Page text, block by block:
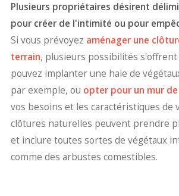
Plusieurs propriétaires désirent
pour créer de l'intimité ou pour
Si vous prévoyez aménager une
terrain, plusieurs possibilités s'offrent
pouvez implanter une haie de
par exemple, ou opter pour un mur
vos besoins et les caractéristiques de
clôtures naturelles peuvent prendre
et inclure toutes sortes de végétaux
comme des arbustes comestibles.